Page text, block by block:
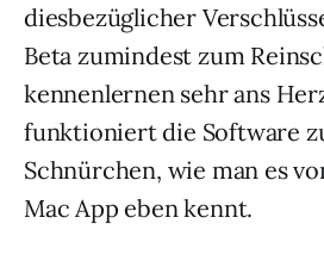
diesbezüglicher
Beta zumindest zum
kennenlernen sehr ans
funktioniert die Software
Schnürchen, wie man es
Mac App eben kennt.